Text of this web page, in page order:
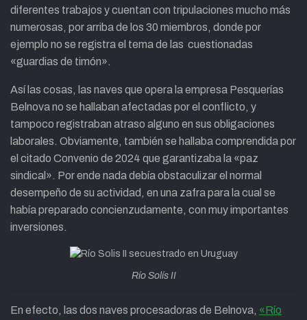
diferentes trabajos y cuentan con tripulaciones mucho más
numerosas, por arriba de los 30 miembros, donde por
ejemplo no se registra el tema de las cuestionadas
«guardias de timón».
Así las cosas, las naves que opera la empresa Pesquerías
Belnova no se hallaban afectadas por el conflicto, y
tampoco registraban atraso alguno en sus obligaciones
laborales. Obviamente, también se hallaba comprendida por
el citado Convenio de 2024 que garantizaba la «paz
sindical». Por ende nada debía obstaculizar el normal
desempeño de su actividad, en una zafra para la cual se
había preparado concienzudamente, con muy importantes
inversiones.
Río Solís II
En efecto, las dos naves procesadoras de Belnova, «Río